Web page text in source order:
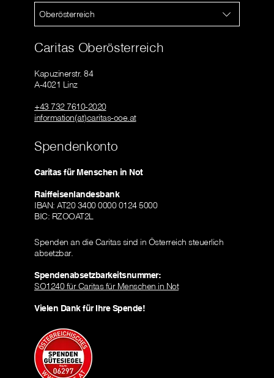
Oberösterreich
Caritas Oberösterreich
Kapuzinerstr. 84
A-4021 Linz
+43 732 7610-2020
information(at)caritas-ooe.at
Spendenkonto
Caritas für Menschen in Not
Raiffeisenlandesbank
IBAN: AT20 3400 0000 0124 5000
BIC: RZOOAT2L
Spenden an die Caritas sind in Österreich steuerlich
absetzbar.
Spendenabsetzbarkeitsnummer:
SO1240 für Caritas für Menschen in Not
Vielen Dank für Ihre Spende!